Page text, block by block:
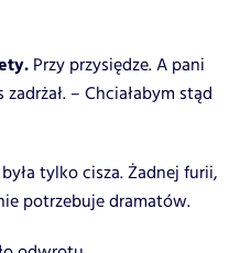
Przy przysiędze. A pani
zadrżał. – Chciałabym stąd
tylko cisza. Żadnej furii,
potrzebuje dramatów.